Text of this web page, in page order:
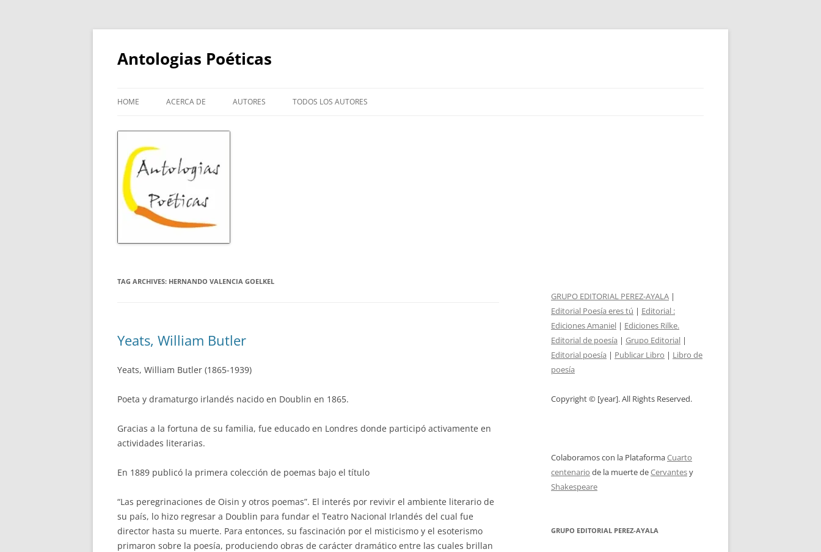
Skip
Antologias Poéticas
HOME ACERCA DE AUTORES TODOS LOS AUTORES
TAG ARCHIVES: HERNANDO VALENCIA GOELKEL
Yeats, William Butler
Yeats, William Butler (1865-1939)
Poeta y dramaturgo irlandés nacido en Doublin en 1865.
Gracias a la fortuna de su familia, fue educado en Londres donde participó activamente en
actividades literarias.
En 1889 publicó la primera colección de poemas bajo el título
“Las peregrinaciones de Oisin y otros poemas”. El interés por revivir el ambiente literario de
su país, lo hizo regresar a Doublin para fundar el Teatro Nacional Irlandés del cual fue
director hasta su muerte. Para entonces, su fascinación por el misticismo y el esoterismo
primaron sobre la poesía, produciendo obras de carácter dramático entre las cuales brillan
GRUPO EDITORIAL PEREZ-AYALA |
Editorial Poesía eres tú | Editorial :
Ediciones Amaniel | Ediciones Rilke.
Editorial de poesía | Grupo Editorial |
Editorial poesía | Publicar Libro | Libro de
poesía
Copyright © [year]. All Rights Reserved.
Colaboramos con la PlataformaCuarto
centenario de la muerte deCervantesy
Shakespeare
GRUPO EDITORIAL PEREZ-AYALA